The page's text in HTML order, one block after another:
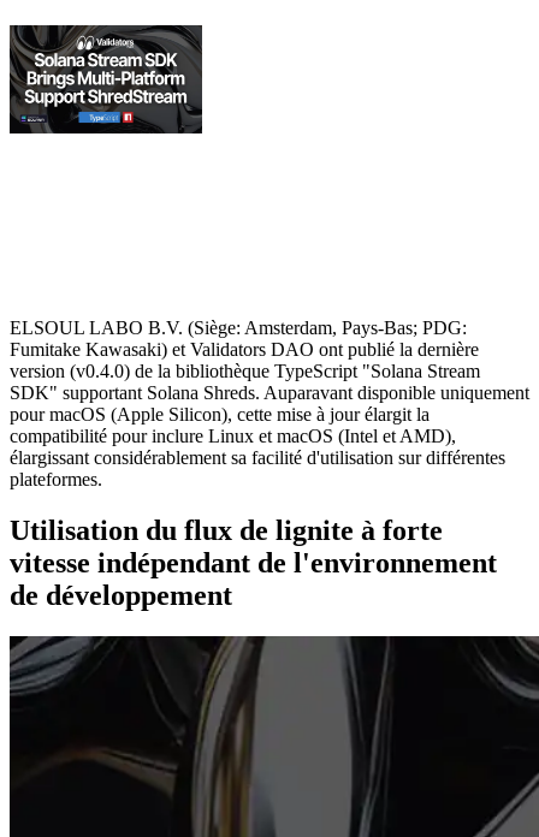
ELSOUL LABO B.V. (Siège: Amsterdam, Pays-Bas; PDG:
Fumitake Kawasaki) et Validators DAO ont publié la dernière
version (v0.4.0) de la bibliothèque TypeScript "Solana Stream
SDK" supportant Solana Shreds. Auparavant disponible uniquement
pour macOS (Apple Silicon), cette mise à jour élargit la
compatibilité pour inclure Linux et macOS (Intel et AMD),
élargissant considérablement sa facilité d'utilisation sur différentes
plateformes.
Utilisation du flux de lignite à forte
vitesse indépendant de l'environnement
de développement